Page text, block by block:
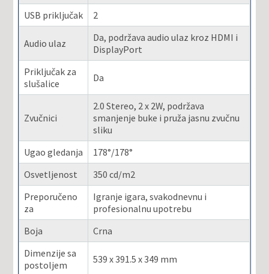
USB priključak 2
Audio ulaz
Da, podržava audio ulaz kroz HDMI i
DisplayPort
Priključak za
slušalice
Da
Zvučnici
2.0 Stereo, 2 x 2W, podržava
smanjenje buke i pruža jasnu zvučnu
sliku
Ugao gledanja
178°/178°
Osvetljenost
350 cd/m2
Preporučeno
za
Igranje igara, svakodnevnu i
profesionalnu upotrebu
Boja
Crna
Dimenzije sa
postoljem
539 x 391.5 x 349 mm